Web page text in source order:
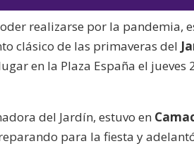
audio
realizarse por la pandemia,
clásico de las primaveras del
en la Plaza España el jueves
del Jardín, estuvo en
para la fiesta y